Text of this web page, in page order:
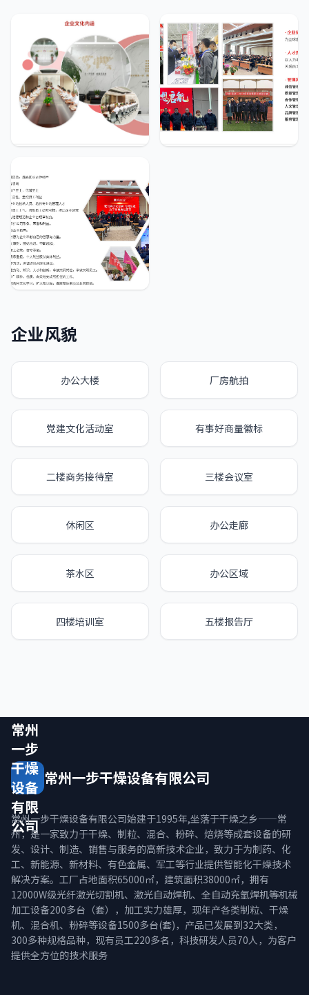
企业风貌
办公大楼 厂房航拍
党建文化活动室 有事好商量徽标
二楼商务接待室 三楼会议室
休闲区 办公走廊
茶水区 办公区域
四楼培训室 五楼报告厅
常州
一步
干燥
设备
有限
公司
常州一步干燥设备有限公司
常州一步干燥设备有限公司始建于1995年,坐落于干燥之乡——常
州，是一家致力于干燥、制粒、混合、粉碎、焙烧等成套设备的研
发、设计、制造、销售与服务的高新技术企业，致力于为制药、化
工、新能源、新材料、有色金属、军工等行业提供智能化干燥技术
解决方案。工厂占地面积65000㎡，建筑面积38000㎡，拥有
12000W级光纤激光切割机、激光自动焊机、全自动充氩焊机等机械
加工设备200多台（套），加工实力雄厚，现年产各类制粒、干燥
机、混合机、粉碎等设备1500多台(套)，产品已发展到32大类，
300多种规格品种，现有员工220多名，科技研发人员70人，为客户
提供全方位的技术服务